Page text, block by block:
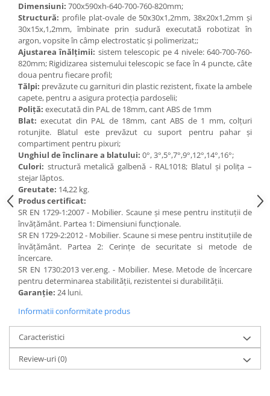
Table Interactive
Display-uri Interactive
Accesorii/Standuri
Videoproiectoare si Echipamente IT
Videoproiectoare
Videoproiectoare
Suporti si Accesorii
Videoproiectoare
Ecrane Proiectie
Laptopuri si Accesorii
Laptopuri
Accesorii Laptopuri
All in One/PC
All in One
Periferice PC
Conectivitate si Accesorii
Monitoare
Tablete si Accesorii
Imprimante si Multifunctionale
Imprimante
Multifunctionale
Imprimante si Scanere 3D
Dimensiuni: 700х590хh-640-700-760-820mm;
Structură: profile plat-ovale de 50x30x1,2mm, 38x20x1,2mm și
30x15x,1,2mm, îmbinate prin sudură executată robotizat în
argon, vopsite în câmp electrostatic și polimerizat;;
Ajustarea înălțimii: sistem telescopic pe 4 nivele: 640-700-760-
820mm; Rigidizarea sistemului telescopic se face în 4 puncte, câte
doua pentru fiecare profil;
Tălpi: prevăzute cu garnituri din plastic rezistent, fixate la ambele
capete, pentru a asigura protecția pardoselii;
Poliță: executată din PAL de 18mm, cant ABS de 1mm
Blat: executat din PAL de 18mm, cant ABS de 1 mm, colțuri
rotunjite. Blatul este prevăzut cu suport pentru pahar și
compartiment pentru pixuri;
Unghiul de înclinare a blatului: 0°, 3°,5°,7°,9°,12°,14°,16°;
Culori: structură metalică galbenă - RAL1018; Blatul și polița –
stejar lăptos.
Greutate: 14,22 kg.
Produs certificat:
SR EN 1729-1:2007 - Mobilier. Scaune și mese pentru instituții de
învățământ. Partea 1: Dimensiuni funcționale.
SR EN 1729-2:2012 - Mobilier. Scaune si mese pentru instituțiile de
învățământ. Partea 2: Cerințe de securitate si metode de
încercare.
SR EN 1730:2013 ver.eng. - Mobilier. Mese. Metode de încercare
pentru determinarea stabilității, rezistentei si durabilității.
Garanție: 24 luni.
Informatii conformitate produs
Caracteristici
Review-uri(0)